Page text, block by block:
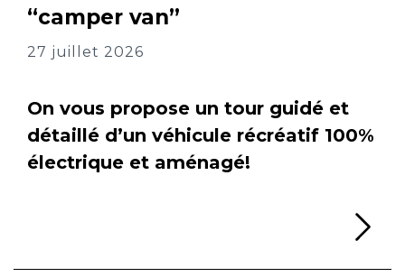
“camper van”
27 juillet 2026
On vous propose un tour guidé et
détaillé d’un véhicule récréatif 100%
électrique et aménagé!